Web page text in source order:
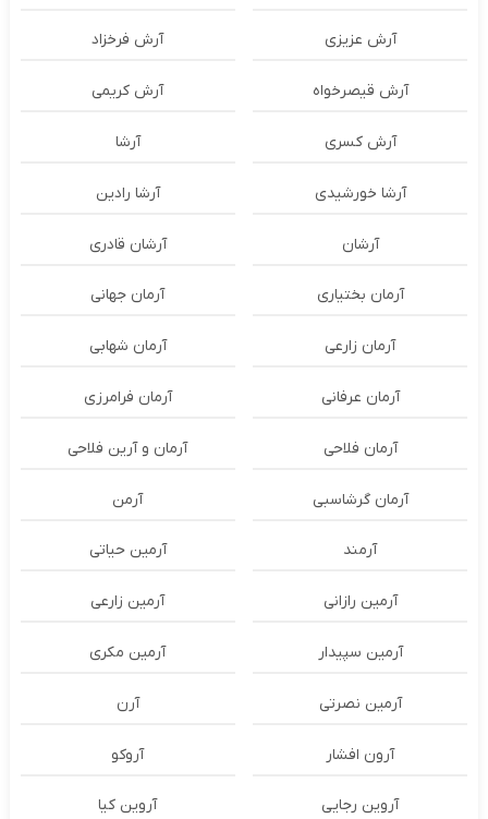
آرش عزیزی آرش فرخزاد
آرش قیصرخواه آرش کریمی
آرش کسری آرشا
آرشا خورشیدی آرشا رادین
آرشان آرشان قادری
آرمان بختیاری آرمان جهانی
آرمان زارعی آرمان شهابی
آرمان عرفانی آرمان فرامرزی
آرمان فلاحی آرمان و آرین فلاحی
آرمان گرشاسبی آرمن
آرمند آرمین حیاتی
آرمین رازانی آرمین زارعی
آرمین سپیدار آرمین مکری
آرمین نصرتی آرن
آرون افشار آروکو
آروین رجایی آروین کیا